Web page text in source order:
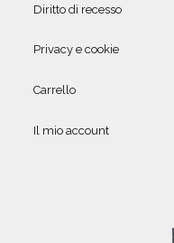
Diritto di recesso
Privacy e cookie
Carrello
Il mio account